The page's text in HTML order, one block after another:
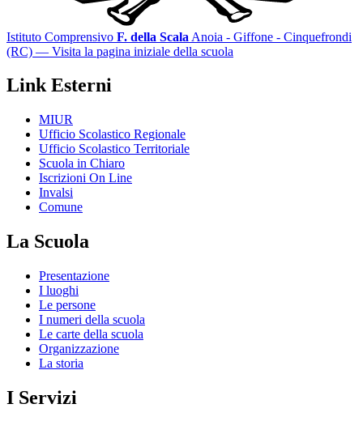
Istituto Comprensivo F. della Scala Anoia - Giffone - Cinquefrondi
(RC) — Visita la pagina iniziale della scuola
Link Esterni
MIUR
Ufficio Scolastico Regionale
Ufficio Scolastico Territoriale
Scuola in Chiaro
Iscrizioni On Line
Invalsi
Comune
La Scuola
Presentazione
I luoghi
Le persone
I numeri della scuola
Le carte della scuola
Organizzazione
La storia
I Servizi